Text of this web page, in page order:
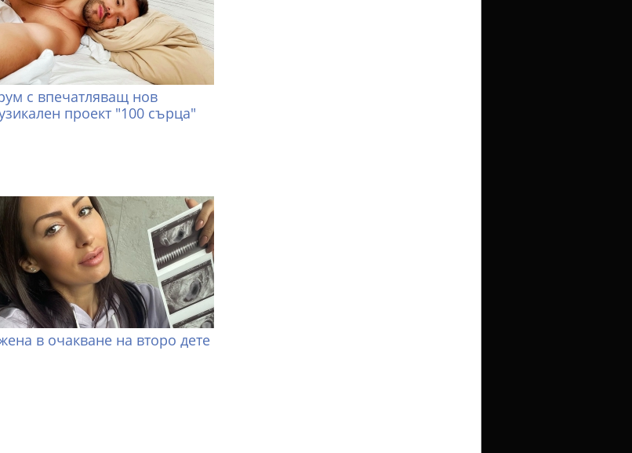
с впечатляващ нов
проект "100 сърца"
в очакване на второ дете